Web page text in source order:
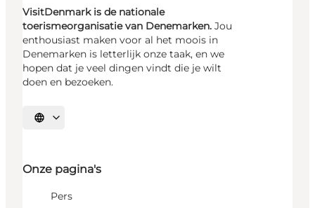
VisitDenmark is de nationale
toerismeorganisatie van Denemarken. Jou
enthousiast maken voor al het moois in
Denemarken is letterlijk onze taak, en we
hopen dat je veel dingen vindt die je wilt
doen en bezoeken.
Selecteer taal
Onze pagina's
Pers